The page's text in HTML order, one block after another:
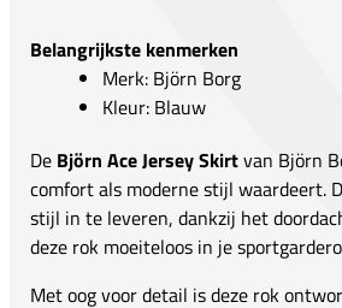
Belangrijkste kenmerken
Merk: Björn Borg
Kleur: Blauw
De Björn Ace Jersey Skirtvan Björn
comfort als moderne stijl waardeert.
stijl in te leveren, dankzij het
deze rok moeiteloos in je
Met oog voor detail is deze rok